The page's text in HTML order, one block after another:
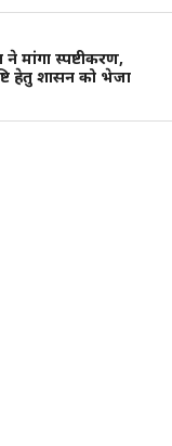
मांगा स्पष्टीकरण,
हेतु शासन को भेजा